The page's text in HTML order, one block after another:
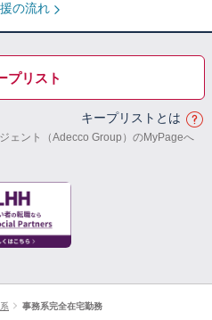
の流れ
プリスト
キープリストとは
ェント（Adecco Group）のMyPageへ
事務系完全在宅勤務